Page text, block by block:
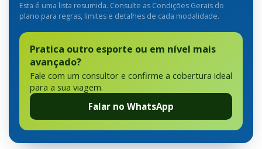
Esta é uma lista resumida. Consulte as Condições Gerais do
plano para regras, limites e detalhes de cada modalidade.
Pratica outro esporte ou em nível mais
avançado?
Fale com um consultor e confirme a cobertura ideal
para a sua viagem.
Falar no WhatsApp